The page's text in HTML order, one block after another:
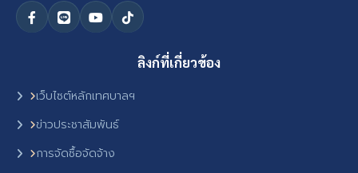
ลิงก์ที่เกี่ยวข้อง
เว็บไซต์หลักเทศบาลฯ
ข่าวประชาสัมพันธ์
การจัดซื้อจัดจ้าง